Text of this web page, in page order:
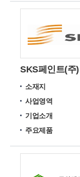
SKS페인트(주)
소재지
사업영역
기업소개
주요제품